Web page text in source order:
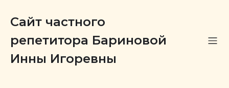
Сайт частного
репетитора Бариновой
Инны Игоревны